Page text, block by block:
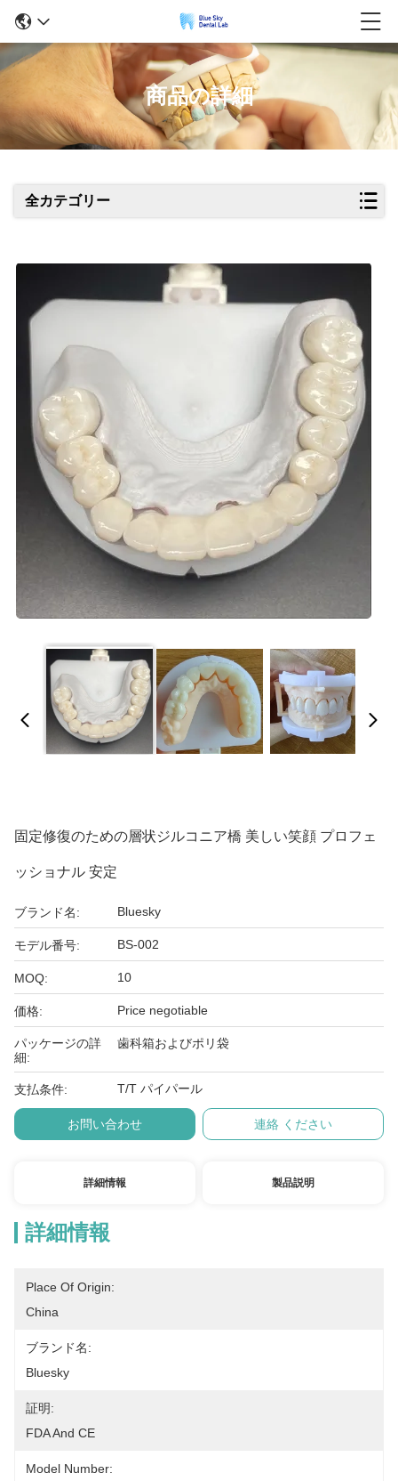
商品の詳細
全カテゴリー
固定修復のための層状ジルコニア橋 美しい笑顔 プロフェ
ッショナル 安定
ブランド名: Bluesky
モデル番号: BS-002
MOQ: 10
価格: Price negotiable
パッケージの詳
細:
歯科箱およびポリ袋
支払条件: T/T パイパール
お問い合わせ 連絡 ください
詳細情報 製品説明
詳細情報
Place Of Origin:
China
ブランド名:
Bluesky
証明:
FDA And CE
Model Number: